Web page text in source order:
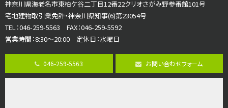
バ11分 歩6分
全棟ＬＤＫは16帖の4ＬＤＫ！食器洗い乾燥機や浴…
第8位
3,680万円
4ＬＤＫ
さがみ野駅
神奈川県海老名市東柏ケ谷二丁目12番22クリオさがみ野参番館101号
宅地建物取引業免許・神奈川県知事(6)第23054号
TEL：046-259-5563 FAX：046-259-5592
営業時間：8:30～20:00 定休日：水曜日
046-259-5563 お問い合わせフォーム